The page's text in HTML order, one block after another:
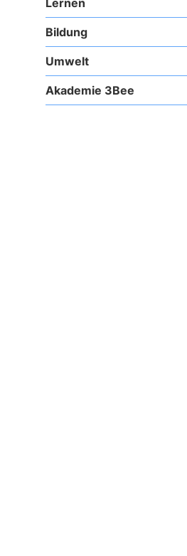
Lernen
Bildung
Umwelt
Akademie 3Bee